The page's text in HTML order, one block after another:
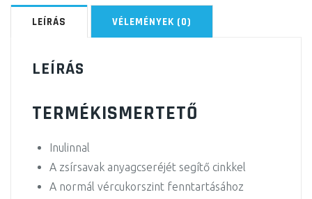
LEÍRÁS VÉLEMÉNYEK (0)
LEÍRÁS
TERMÉKISMERTETŐ
Inulinnal
A zsírsavak anyagcseréjét segítő cinkkel
A normál vércukorszint fenntartásához